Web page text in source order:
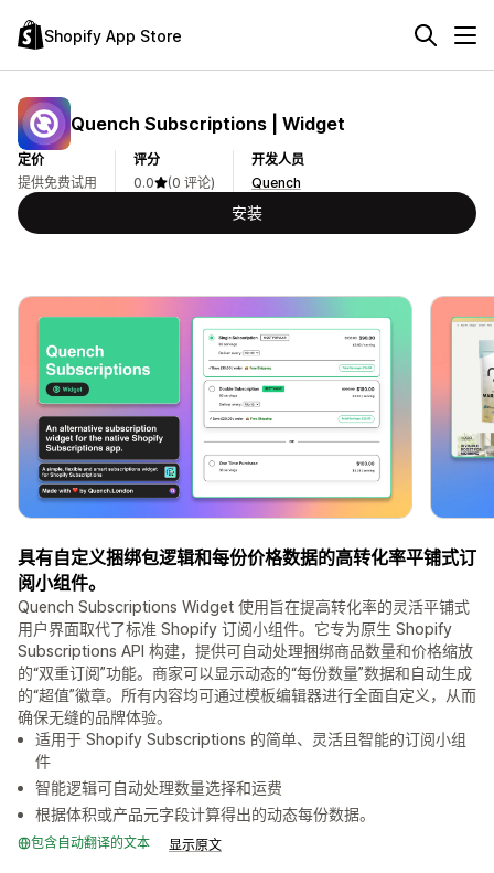
Shopify App Store
Quench Subscriptions | Widget
定价
提供免费试用
评分
0.0
(0 评论)
开发人员
Quench
安装
具有自定义捆绑包逻辑和每份价格数据的高转化率平铺式订
阅小组件。
Quench Subscriptions Widget 使用旨在提高转化率的灵活平铺式
用户界面取代了标准 Shopify 订阅小组件。它专为原生 Shopify
Subscriptions API 构建，提供可自动处理捆绑商品数量和价格缩放
的“双重订阅”功能。商家可以显示动态的“每份数量”数据和自动生成
的“超值”徽章。所有内容均可通过模板编辑器进行全面自定义，从而
确保无缝的品牌体验。
适用于 Shopify Subscriptions 的简单、灵活且智能的订阅小组
件
智能逻辑可自动处理数量选择和运费
根据体积或产品元字段计算得出的动态每份数据。
包含自动翻译的文本 显示原文